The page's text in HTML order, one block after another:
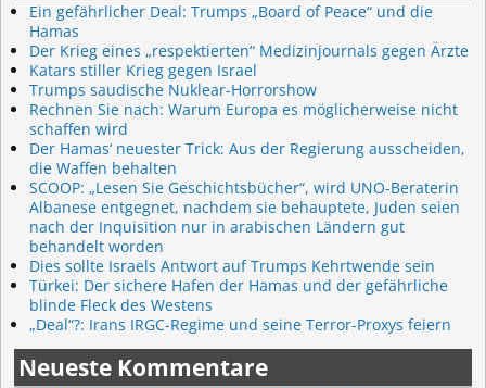
Ein gefährlicher Deal: Trumps „Board of Peace“ und die
Hamas
Der Krieg eines „respektierten“ Medizinjournals gegen Ärzte
Katars stiller Krieg gegen Israel
Trumps saudische Nuklear-Horrorshow
Rechnen Sie nach: Warum Europa es möglicherweise nicht
schaffen wird
Der Hamas‘ neuester Trick: Aus der Regierung ausscheiden,
die Waffen behalten
SCOOP: „Lesen Sie Geschichtsbücher“, wird UNO-Beraterin
Albanese entgegnet, nachdem sie behauptete, Juden seien
nach der Inquisition nur in arabischen Ländern gut
behandelt worden
Dies sollte Israels Antwort auf Trumps Kehrtwende sein
Türkei: Der sichere Hafen der Hamas und der gefährliche
blinde Fleck des Westens
„Deal“?: Irans IRGC-Regime und seine Terror-Proxys feiern
Neueste Kommentare